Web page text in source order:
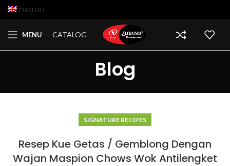
ENGLISH
MENU CATALOG
Blog
SIGNATURE RECIPES
Resep Kue Getas / Gemblong Dengan
Wajan Maspion Chows Wok Antilengket